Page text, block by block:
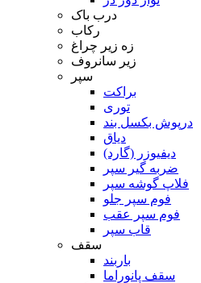
درب باک
رکاب
زه زیر چراغ
زیر سانروف
سپر
براکت
توری
درپوش بکسل بند
دیاق
دیفیوزر (گارد)
ضربه گیر سپر
فلاپ گوشه سپر
فوم سپر جلو
فوم سپر عقب
قاب سپر
سقف
باربند
سقف پانوراما